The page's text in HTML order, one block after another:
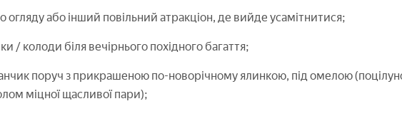
огляду або інший повільний атракціон, де вийде усамітнитися;
/ колоди біля вечірнього похідного багаття;
поруч з прикрашеною по-новорічному ялинкою, під омелою
міцної щасливої пари);